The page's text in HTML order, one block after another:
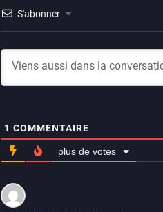
S'abonner
1 COMMENTAIRE
plus de votes